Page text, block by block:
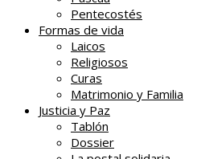
Pentecostés
Formas de vida
Laicos
Religiosos
Curas
Matrimonio y Familia
Justicia y Paz
Tablón
Dossier